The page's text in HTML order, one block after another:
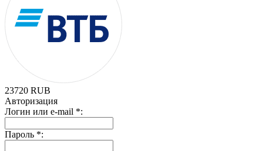
23720 RUB
Авторизация
Логин или e-mail *:
Пароль *: